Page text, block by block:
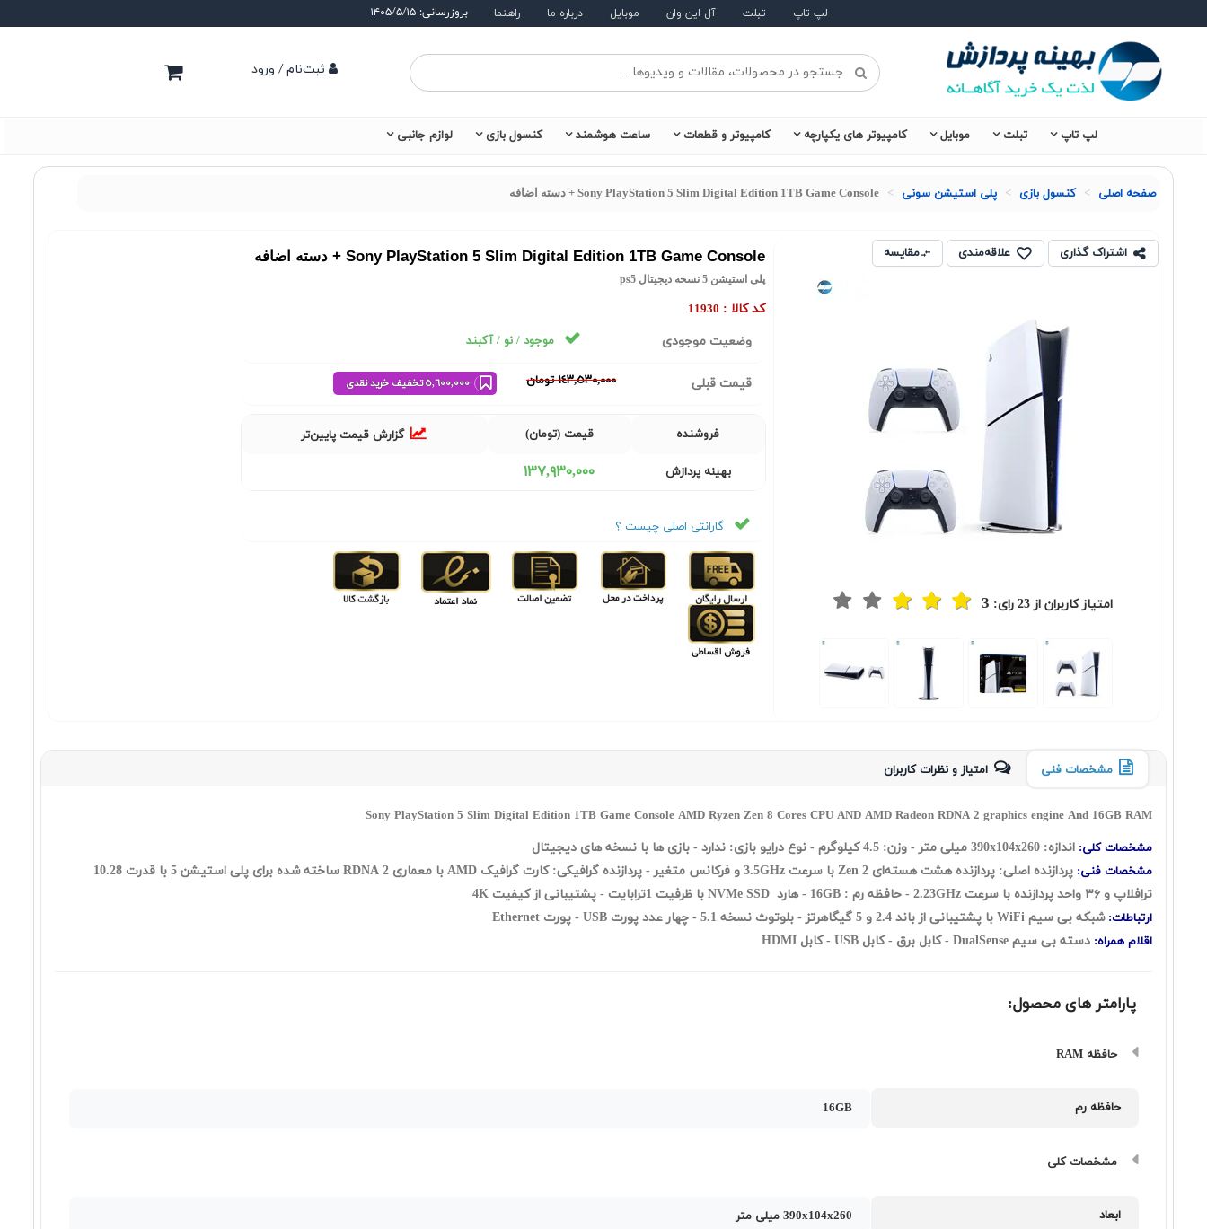
لپ تاپ تبلت آل این وان موبایل درباره ما راهنما بروزرسانی: ۱۴۰۵/۵/۱۵
ثبت‌نام / ورود
لپ تاپ تبلت موبایل کامپیوتر های یکپارچه کامپیوتر و قطعات ساعت هوشمند کنسول بازی لوازم جانبی
صفحه اصلی کنسول بازی پلی استیشن سونی Sony PlayStation 5 Slim Digital Edition 1TB Game Console + دسته اضافه
اشتراک گذاری علاقه‌مندی مقایسه
امتیاز کاربران از23 رای: 3
Sony PlayStation 5 Slim Digital Edition 1TB Game Console + دسته اضافه
پلی استیشن 5 نسخه دیجیتال ps5
کد کالا : 11930
وضعیت موجودی موجود / نو / آکبند
قیمت قبلی ١٤٣,٥٣٠,٠٠٠ تومان ٥,٦٠٠,٠٠٠ تخفیف خرید نقدی
فروشنده قیمت (تومان) گزارش قیمت پایین‌تر
بهینه پردازش ١٣٧,٩٣٠,٠٠٠
گارانتی اصلی چیست ؟
مشخصات فنی امتیاز و نظرات کاربران
Sony PlayStation 5 Slim Digital Edition 1TB Game Console AMD Ryzen Zen 8 Cores CPU AND AMD Radeon RDNA 2 graphics engine And 16GB RAM
مشخصات کلی: اندازه: 390x104x260 میلی متر - وزن: 4.5 کیلوگرم - نوع درایو بازی: ندارد - بازی ها با نسخه های دیجیتال
مشخصات فنی: پردازنده اصلی: پردازنده هشت هسته‌ای Zen 2 با سرعت 3.5GHz و فرکانس متغیر - پردازنده گرافیکی:
کارت گرافیک AMD با معماری RDNA 2 ساخته شده برای پلی استیشن 5 با قدرت 10.28
ترافلاپ و ۳۶ واحد پردازنده با سرعت 2.23GHz
- حافظه رم : 16GB - هارد NVMe SSD با ظرفیت 1ترابایت - پشتیبانی از کیفیت 4K
ارتباطات: شبکه بی سیم WiFi با پشتیبانی از باند 2.4 و 5 گیگاهرتز - بلوتوث نسخه 5.1 - چهار عدد پورت USB - پورت Ethernet
اقلام همراه: دسته بی سیم DualSense- کابل برق - کابل USB - کابل HDMI
پارامتر های محصول:
حافظه RAM
حافظه رم 16GB
مشخصات کلی
ابعاد 390x104x260 میلی متر